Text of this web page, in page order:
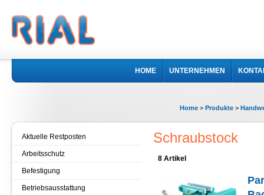
HOME UNTERNEHMEN
Home > Produkte >
Schraubstock
8 Artikel
Aktuelle Restposten
Arbeitsschutz
Befestigung
Betriebsausstattung